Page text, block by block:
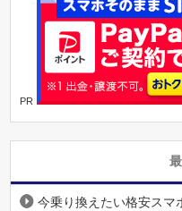
PR
今乗り換えたい格安スマ